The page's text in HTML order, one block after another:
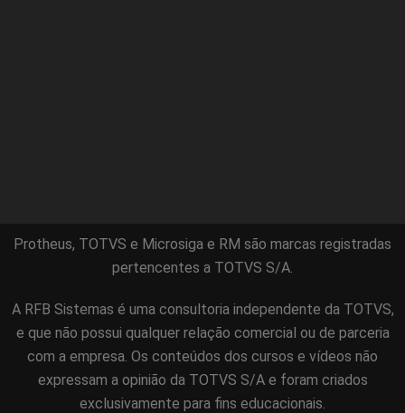
Protheus, TOTVS e Microsiga e RM são marcas registradas
pertencentes a TOTVS S/A.
A RFB Sistemas é uma consultoria independente da TOTVS,
e que não possui qualquer relação comercial ou de parceria
com a empresa. Os conteúdos dos cursos e vídeos não
expressam a opinião da TOTVS S/A e foram criados
exclusivamente para fins educacionais.